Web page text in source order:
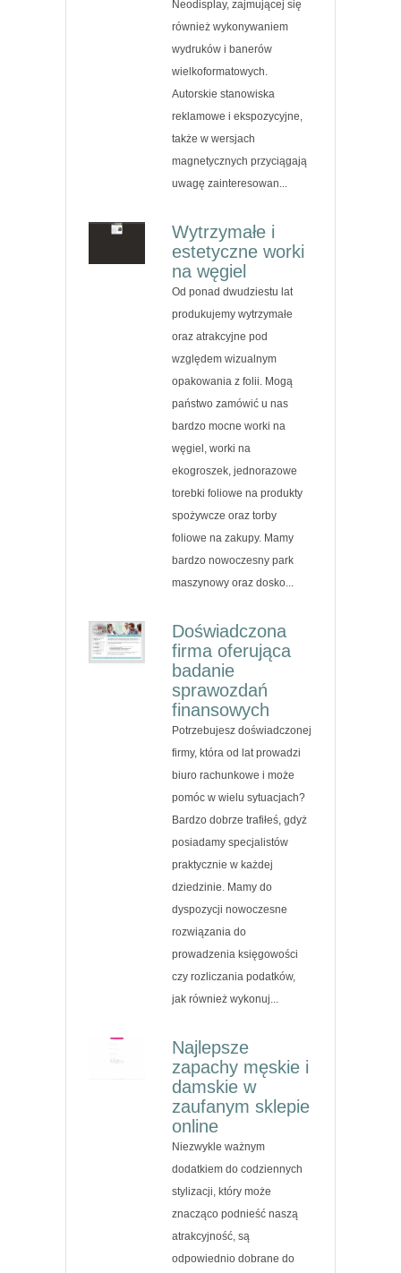
Neodisplay, zajmującej się
również wykonywaniem
wydruków i banerów
wielkoformatowych.
Autorskie stanowiska
reklamowe i ekspozycyjne,
także w wersjach
magnetycznych przyciągają
uwagę zainteresowan...
Wytrzymałe i
estetyczne worki
na węgiel
Od ponad dwudziestu lat
produkujemy wytrzymałe
oraz atrakcyjne pod
względem wizualnym
opakowania z folii. Mogą
państwo zamówić u nas
bardzo mocne worki na
węgiel, worki na
ekogroszek, jednorazowe
torebki foliowe na produkty
spożywcze oraz torby
foliowe na zakupy. Mamy
bardzo nowoczesny park
maszynowy oraz dosko...
Doświadczona
firma oferująca
badanie
sprawozdań
finansowych
Potrzebujesz doświadczonej
firmy, która od lat prowadzi
biuro rachunkowe i może
pomóc w wielu sytuacjach?
Bardzo dobrze trafiłeś, gdyż
posiadamy specjalistów
praktycznie w każdej
dziedzinie. Mamy do
dyspozycji nowoczesne
rozwiązania do
prowadzenia księgowości
czy rozliczania podatków,
jak również wykonuj...
Najlepsze
zapachy męskie i
damskie w
zaufanym sklepie
online
Niezwykle ważnym
dodatkiem do codziennych
stylizacji, który może
znacząco podnieść naszą
atrakcyjność, są
odpowiednio dobrane do